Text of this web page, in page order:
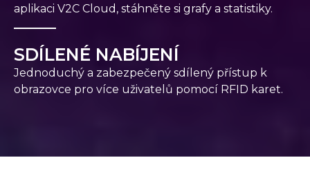
aplikaci V2C Cloud, stáhněte si grafy a statistiky.
SDÍLENÉ NABÍJENÍ
Jednoduchý a zabezpečený sdílený přístup k
obrazovce pro více uživatelů pomocí RFID karet.